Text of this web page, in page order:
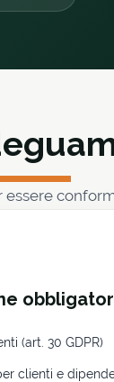
(art. 30 GDPR)
clienti e